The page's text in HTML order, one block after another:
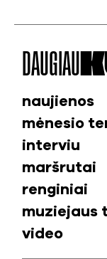
DAUGIAU
naujienos
mėnesio
interviu
maršrutai
renginiai
muziejaus
video